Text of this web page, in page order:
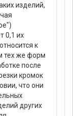
изделий,
0,1 их
к
тех же форм
после
кромок
что они
других